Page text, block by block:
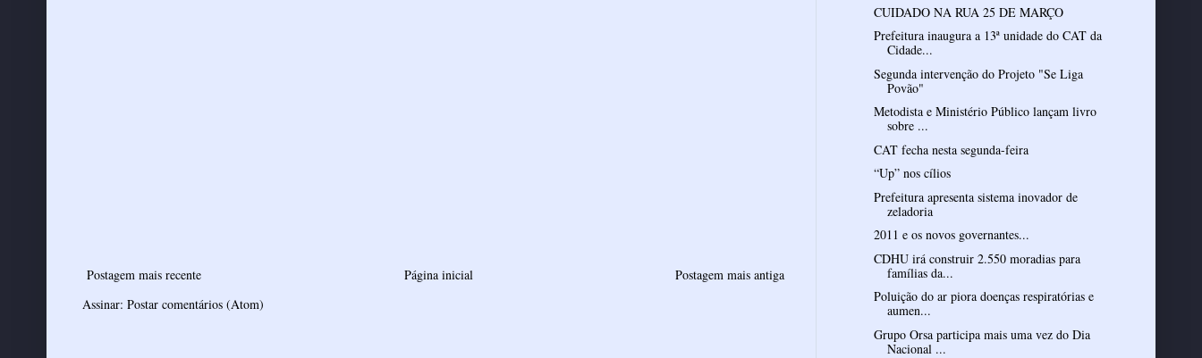
Postagem mais recente Postagem mais antiga
Página inicial
Assinar: Postar comentários (Atom)
CUIDADO NA RUA 25 DE MARÇO
Prefeitura inaugura a 13ª unidade do CAT da
Cidade...
Segunda intervenção do Projeto "Se Liga
Povão"
Metodista e Ministério Público lançam livro
sobre ...
CAT fecha nesta segunda-feira
“Up” nos cílios
Prefeitura apresenta sistema inovador de
zeladoria
2011 e os novos governantes...
CDHU irá construir 2.550 moradias para
famílias da...
Poluição do ar piora doenças respiratórias e
aumen...
Grupo Orsa participa mais uma vez do Dia
Nacional ...